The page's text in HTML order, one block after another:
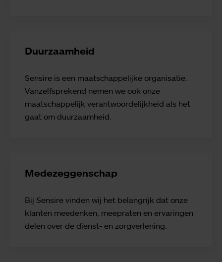
Duurzaamheid
Sensire is een maatschappelijke organisatie.
Vanzelfsprekend nemen we ook onze
maatschappelijk verantwoordelijkheid als het
gaat om duurzaamheid.
Medezeggenschap
Bij Sensire vinden wij het belangrijk dat onze
klanten meedenken, meepraten en ervaringen
delen over de dienst- en zorgverlening.